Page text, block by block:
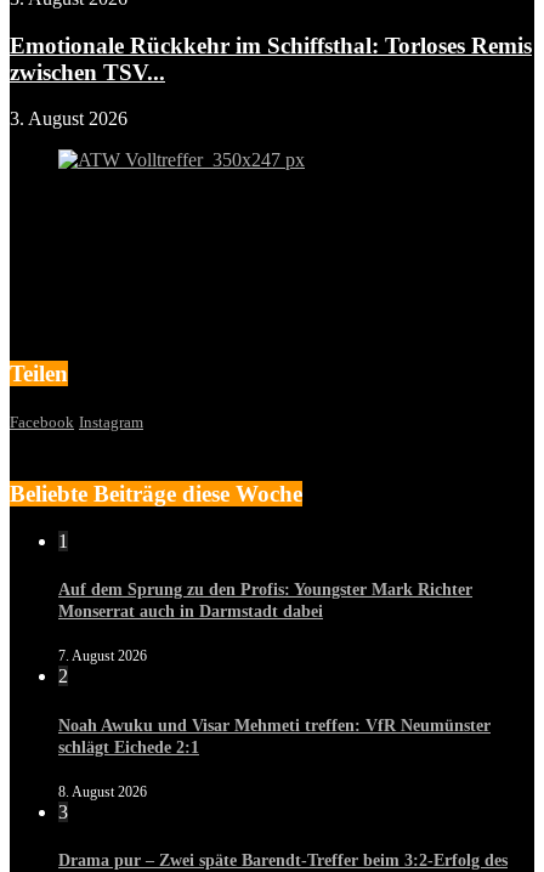
Emotionale Rückkehr im Schiffsthal: Torloses Remis
zwischen TSV...
3. August 2026
Teilen
Facebook Instagram
Beliebte Beiträge diese Woche
1
Auf dem Sprung zu den Profis: Youngster Mark Richter
Monserrat auch in Darmstadt dabei
7. August 2026
2
Noah Awuku und Visar Mehmeti treffen: VfR Neumünster
schlägt Eichede 2:1
8. August 2026
3
Drama pur – Zwei späte Barendt-Treffer beim 3:2-Erfolg des